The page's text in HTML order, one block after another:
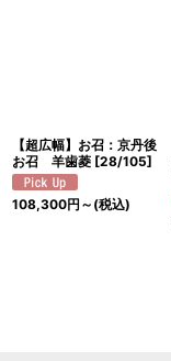
【超広幅】お召：京丹後
お召 羊歯菱 [28/105]
108,300円 ～ (税込)